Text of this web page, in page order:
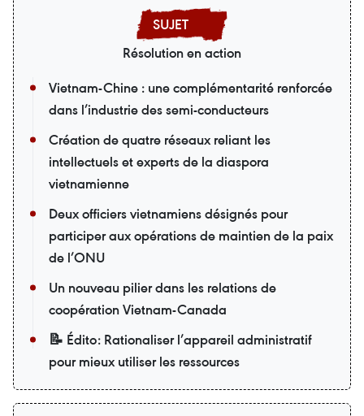
Résolution en action
Vietnam-Chine : une complémentarité renforcée
dans l’industrie des semi-conducteurs
Création de quatre réseaux reliant les
intellectuels et experts de la diaspora
vietnamienne
Deux officiers vietnamiens désignés pour
participer aux opérations de maintien de la paix
de l’ONU
Un nouveau pilier dans les relations de
coopération Vietnam-Canada
📝 Édito: Rationaliser l’appareil administratif
pour mieux utiliser les ressources